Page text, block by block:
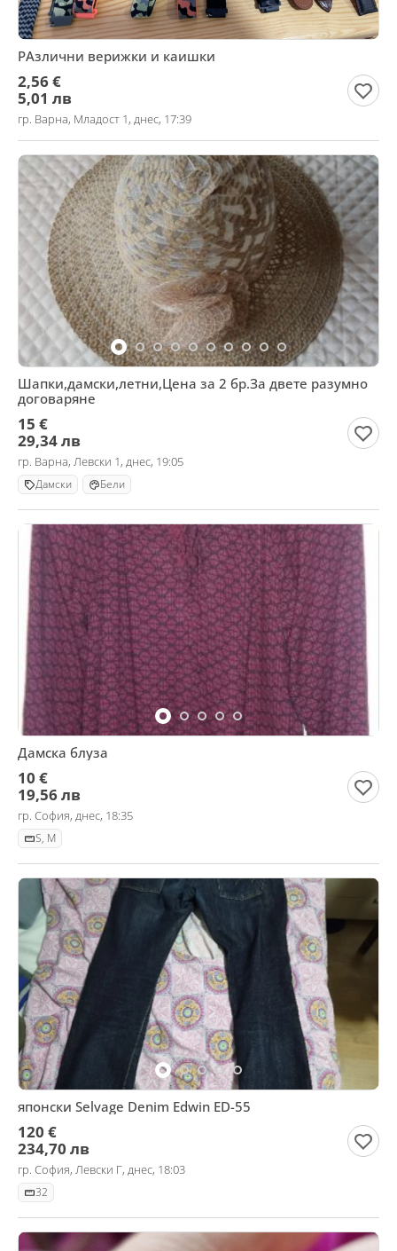
РАзлични верижки и каишки
2,56 €
5,01 лв
гр. Варна, Младост 1, днес, 17:39
Шапки,дамски,летни,Цена за 2 бр.За двете разумно
договаряне
15 €
29,34 лв
гр. Варна, Левски 1, днес, 19:05
Дамски Бели
Дамска блуза
10 €
19,56 лв
гр. София, днес, 18:35
S, M
японски Selvage Denim Edwin ED-55
120 €
234,70 лв
гр. София, Левски Г, днес, 18:03
32